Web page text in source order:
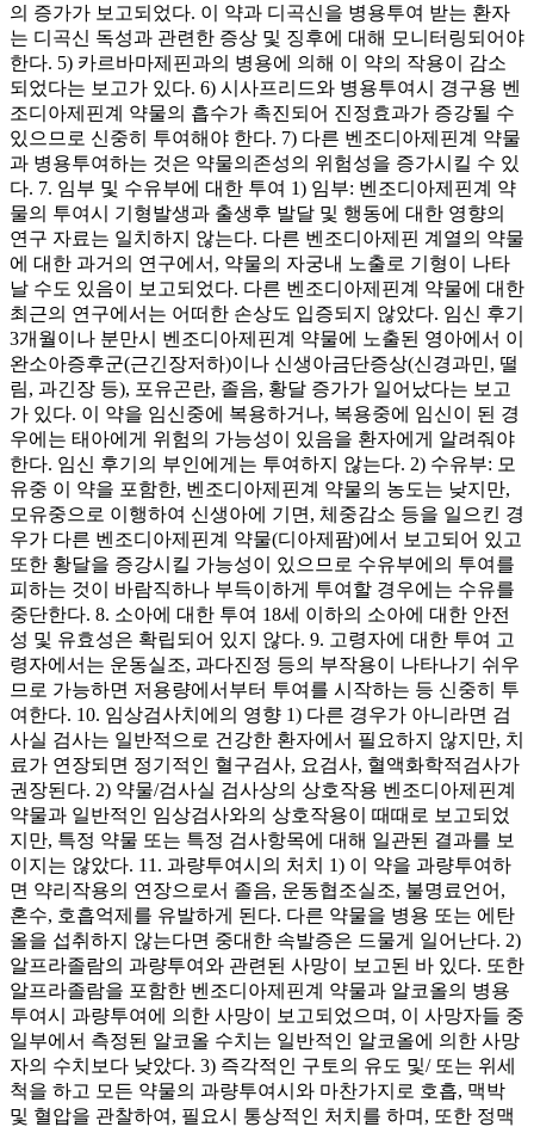
의 증가가 보고되었다. 이 약과 디곡신을 병용투여 받는 환자
는 디곡신 독성과 관련한 증상 및 징후에 대해 모니터링되어야
한다. 5) 카르바마제핀과의 병용에 의해 이 약의 작용이 감소
되었다는 보고가 있다. 6) 시사프리드와 병용투여시 경구용 벤
조디아제핀계 약물의 흡수가 촉진되어 진정효과가 증강될 수
있으므로 신중히 투여해야 한다. 7) 다른 벤조디아제핀계 약물
과 병용투여하는 것은 약물의존성의 위험성을 증가시킬 수 있
다. 7. 임부 및 수유부에 대한 투여 1) 임부: 벤조디아제핀계 약
물의 투여시 기형발생과 출생후 발달 및 행동에 대한 영향의
연구 자료는 일치하지 않는다. 다른 벤조디아제핀 계열의 약물
에 대한 과거의 연구에서, 약물의 자궁내 노출로 기형이 나타
날 수도 있음이 보고되었다. 다른 벤조디아제핀계 약물에 대한
최근의 연구에서는 어떠한 손상도 입증되지 않았다. 임신 후기
3개월이나 분만시 벤조디아제핀계 약물에 노출된 영아에서 이
완소아증후군(근긴장저하)이나 신생아금단증상(신경과민, 떨
림, 과긴장 등), 포유곤란, 졸음, 황달 증가가 일어났다는 보고
가 있다. 이 약을 임신중에 복용하거나, 복용중에 임신이 된 경
우에는 태아에게 위험의 가능성이 있음을 환자에게 알려줘야
한다. 임신 후기의 부인에게는 투여하지 않는다. 2) 수유부: 모
유중 이 약을 포함한, 벤조디아제핀계 약물의 농도는 낮지만,
모유중으로 이행하여 신생아에 기면, 체중감소 등을 일으킨 경
우가 다른 벤조디아제핀계 약물(디아제팜)에서 보고되어 있고
또한 황달을 증강시킬 가능성이 있으므로 수유부에의 투여를
피하는 것이 바람직하나 부득이하게 투여할 경우에는 수유를
중단한다. 8. 소아에 대한 투여 18세 이하의 소아에 대한 안전
성 및 유효성은 확립되어 있지 않다. 9. 고령자에 대한 투여 고
령자에서는 운동실조, 과다진정 등의 부작용이 나타나기 쉬우
므로 가능하면 저용량에서부터 투여를 시작하는 등 신중히 투
여한다. 10. 임상검사치에의 영향 1) 다른 경우가 아니라면 검
사실 검사는 일반적으로 건강한 환자에서 필요하지 않지만, 치
료가 연장되면 정기적인 혈구검사, 요검사, 혈액화학적검사가
권장된다. 2) 약물/검사실 검사상의 상호작용 벤조디아제핀계
약물과 일반적인 임상검사와의 상호작용이 때때로 보고되었
지만, 특정 약물 또는 특정 검사항목에 대해 일관된 결과를 보
이지는 않았다. 11. 과량투여시의 처치 1) 이 약을 과량투여하
면 약리작용의 연장으로서 졸음, 운동협조실조, 불명료언어,
혼수, 호흡억제를 유발하게 된다. 다른 약물을 병용 또는 에탄
올을 섭취하지 않는다면 중대한 속발증은 드물게 일어난다. 2)
알프라졸람의 과량투여와 관련된 사망이 보고된 바 있다. 또한
알프라졸람을 포함한 벤조디아제핀계 약물과 알코올의 병용
투여시 과량투여에 의한 사망이 보고되었으며, 이 사망자들 중
일부에서 측정된 알코올 수치는 일반적인 알코올에 의한 사망
자의 수치보다 낮았다. 3) 즉각적인 구토의 유도 및/ 또는 위세
척을 하고 모든 약물의 과량투여시와 마찬가지로 호흡, 맥박
및 혈압을 관찰하여, 필요시 통상적인 처치를 하며, 또한 정맥